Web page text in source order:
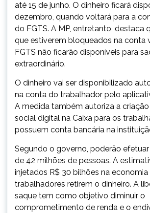
até 15 de junho. O dinheiro ficará
dezembro, quando voltará para a
do FGTS. A MP, entretanto, destaca
que estiverem bloqueados na conta
FGTS não ficarão disponíveis para
extraordinário.
O dinheiro vai ser disponibilizado
na conta do trabalhador pelo
A medida também autoriza a
social digital na Caixa para os
possuem conta bancária na
Segundo o governo, poderão
de 42 milhões de pessoas. A
injetados R$ 30 bilhões na
trabalhadores retirem o dinheiro. A
saque tem como objetivo diminuir o
comprometimento de renda e o